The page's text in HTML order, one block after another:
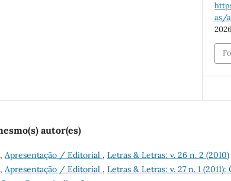
as/
autor(es)
Apresentação / Editorial , Letras & Letras: v. 26 n. 2 (2010)
Apresentação / Editorial , Letras & Letras: v. 27 n. 1